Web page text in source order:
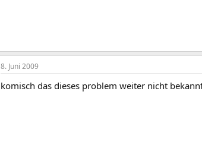
8. Juni 2009
komisch das dieses problem weiter nicht